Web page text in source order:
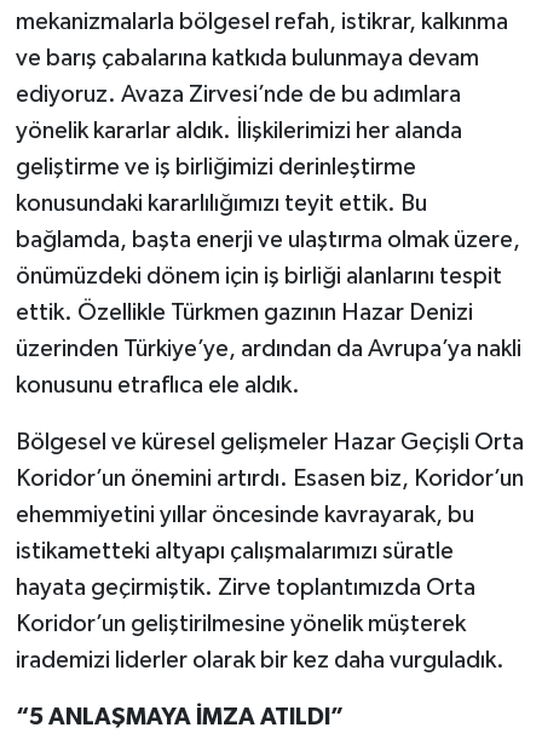
mekanizmalarla bölgesel refah, istikrar, kalkınma
ve barış çabalarına katkıda bulunmaya devam
ediyoruz. Avaza Zirvesi’nde de bu adımlara
yönelik kararlar aldık. İlişkilerimizi her alanda
geliştirme ve iş birliğimizi derinleştirme
konusundaki kararlılığımızı teyit ettik. Bu
bağlamda, başta enerji ve ulaştırma olmak üzere,
önümüzdeki dönem için iş birliği alanlarını tespit
ettik. Özellikle Türkmen gazının Hazar Denizi
üzerinden Türkiye’ye, ardından da Avrupa’ya nakli
konusunu etraflıca ele aldık.
Bölgesel ve küresel gelişmeler Hazar Geçişli Orta
Koridor’un önemini artırdı. Esasen biz, Koridor’un
ehemmiyetini yıllar öncesinde kavrayarak, bu
istikametteki altyapı çalışmalarımızı süratle
hayata geçirmiştik. Zirve toplantımızda Orta
Koridor’un geliştirilmesine yönelik müşterek
irademizi liderler olarak bir kez daha vurguladık.
“5 ANLAŞMAYA İMZA ATILDI”